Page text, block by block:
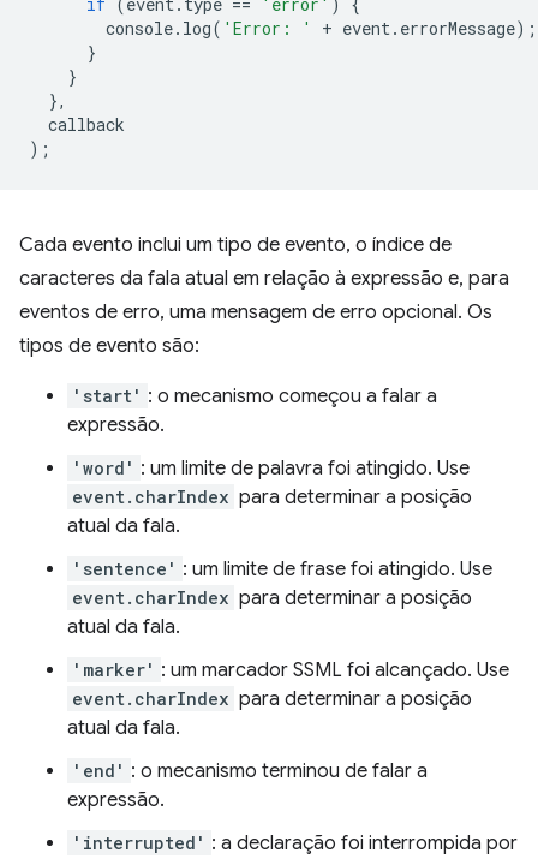
console. log( 'Error: ' + event. errorMessage);
}
}
},
callback
);
Cada evento inclui um tipo de evento, o índice de
caracteres da fala atual em relação à expressão e, para
eventos de erro, uma mensagem de erro opcional. Os
tipos de evento são:
'start' : o mecanismo começou a falar a
expressão.
'word' : um limite de palavra foi atingido. Use
event.charIndex para determinar a posição
atual da fala.
'sentence' : um limite de frase foi atingido. Use
event.charIndex para determinar a posição
atual da fala.
'marker' : um marcador SSML foi alcançado. Use
event.charIndex para determinar a posição
atual da fala.
'end' : o mecanismo terminou de falar a
expressão.
'interrupted' : a declaração foi interrompida por